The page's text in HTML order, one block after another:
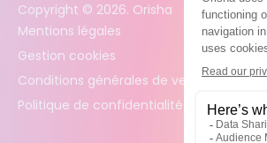
Copyright © 2026. Orisha
Mentions légales
Gestion cookies
Conditions générales de vente
Politique de confidentialité des données